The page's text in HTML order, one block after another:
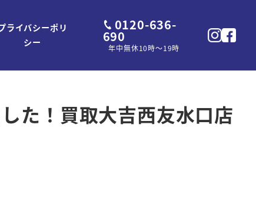
ライバシーポリ
シー
0120-636-
690
年中無休10時～19時
た！買取大吉西友水口店